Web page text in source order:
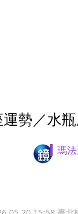
運勢／水
瑪